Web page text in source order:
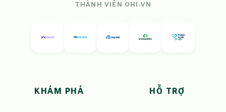
THÀNH VIÊN OHI.VN
KHÁM PHÁ HỖ TRỢ